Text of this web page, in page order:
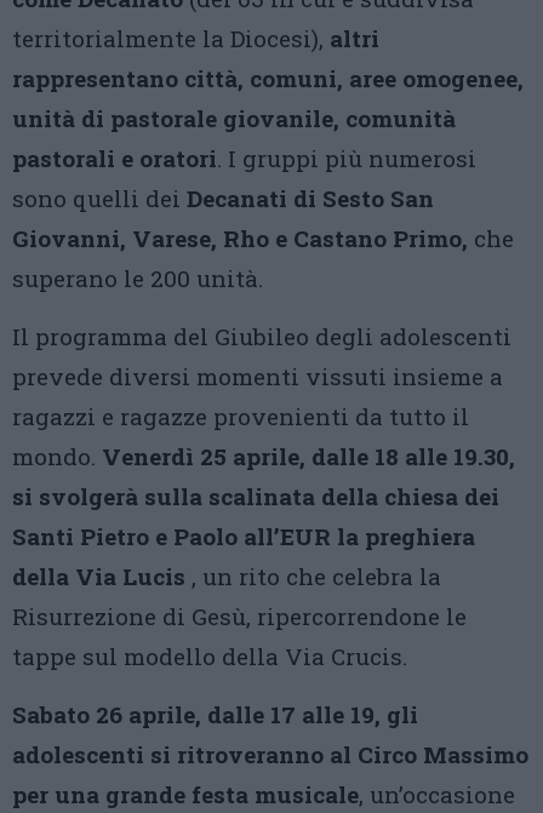
territorialmente la Diocesi), altri
rappresentano città, comuni, aree omogenee,
unità di pastorale giovanile, comunità
pastorali e oratori. I gruppi più numerosi
sono quelli dei Decanati di Sesto San
Giovanni, Varese, Rho e Castano Primo, che
superano le 200 unità.
Il programma del Giubileo degli adolescenti
prevede diversi momenti vissuti insieme a
ragazzi e ragazze provenienti da tutto il
mondo. Venerdì 25 aprile, dalle 18 alle 19.30,
si svolgerà sulla scalinata della chiesa dei
Santi Pietro e Paolo all’EUR la preghiera
della Via Lucis , un rito che celebra la
Risurrezione di Gesù, ripercorrendone le
tappe sul modello della Via Crucis.
Sabato 26 aprile, dalle 17 alle 19, gli
adolescenti si ritroveranno al Circo Massimo
per una grande festa musicale, un’occasione